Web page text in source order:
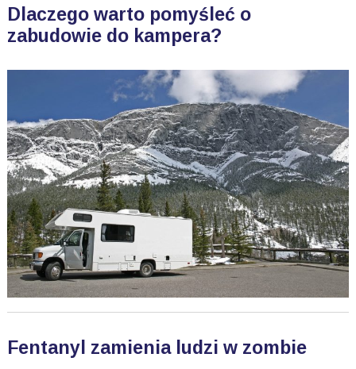
Dlaczego warto pomyśleć o
zabudowie do kampera?
Fentanyl zamienia ludzi w zombie